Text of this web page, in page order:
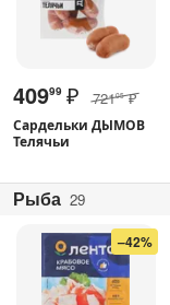
40999 ₽ 72105 ₽
Сардельки ДЫМОВ
Телячьи
Рыба 29
–42%